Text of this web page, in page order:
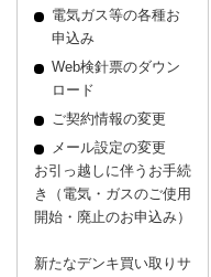
電気ガス等の各種お
申込み
Web検針票のダウン
ロード
ご契約情報の変更
メール設定の変更
お引っ越しに伴うお手続
き（電気・ガスのご使用
開始・廃止のお申込み）
新たなデンキ買い取りサ